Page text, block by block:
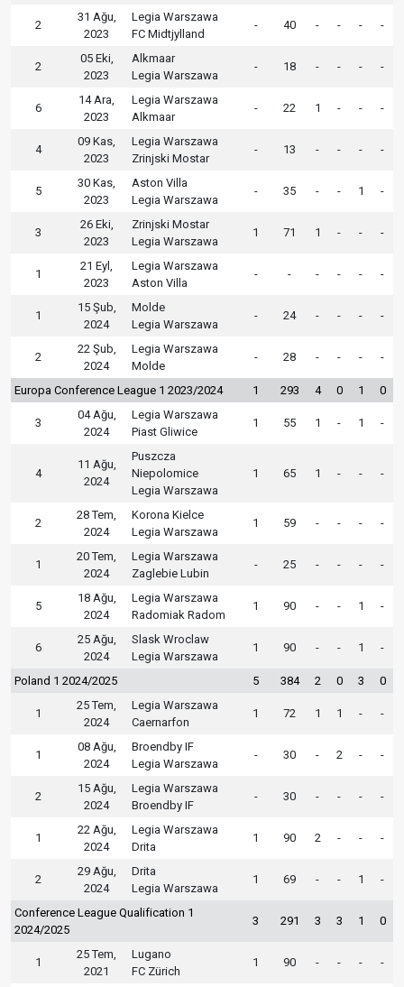
2
31 Ağu,
2023
Legia Warszawa
FC Midtjylland
- 40 - - - -
2
05 Eki,
2023
Alkmaar
Legia Warszawa
- 18 - - - -
6
14 Ara,
2023
Legia Warszawa
Alkmaar
- 22 1 - - -
4
09 Kas,
2023
Legia Warszawa
Zrinjski Mostar
- 13 - - - -
5
30 Kas,
2023
Aston Villa
Legia Warszawa
- 35 - - 1 -
3
26 Eki,
2023
Zrinjski Mostar
Legia Warszawa
1 71 1 - - -
1
21 Eyl,
2023
Legia Warszawa
Aston Villa
- - - - - -
1
15 Şub,
2024
Molde
Legia Warszawa
- 24 - - - -
2
22 Şub,
2024
Legia Warszawa
Molde
- 28 - - - -
Europa Conference League 1 2023/2024 1 293 4 0 1 0
3
04 Ağu,
2024
Legia Warszawa
Piast Gliwice
1 55 1 - 1 -
4
11 Ağu,
2024
Puszcza
Niepolomice
Legia Warszawa
1 65 1 - - -
2
28 Tem,
2024
Korona Kielce
Legia Warszawa
1 59 - - - -
1
20 Tem,
2024
Legia Warszawa
Zaglebie Lubin
- 25 - - - -
5
18 Ağu,
2024
Legia Warszawa
Radomiak Radom
1 90 - - 1 -
6
25 Ağu,
2024
Slask Wroclaw
Legia Warszawa
1 90 - - 1 -
Poland 1 2024/2025 5 384 2 0 3 0
1
25 Tem,
2024
Legia Warszawa
Caernarfon
1 72 1 1 - -
1
08 Ağu,
2024
Broendby IF
Legia Warszawa
- 30 - 2 - -
2
15 Ağu,
2024
Legia Warszawa
Broendby IF
- 30 - - - -
1
22 Ağu,
2024
Legia Warszawa
Drita
1 90 2 - - -
2
29 Ağu,
2024
Drita
Legia Warszawa
1 69 - - 1 -
Conference League Qualification 1
2024/2025
3 291 3 3 1 0
1
25 Tem,
2021
Lugano
FC Zürich
1 90 - - - -